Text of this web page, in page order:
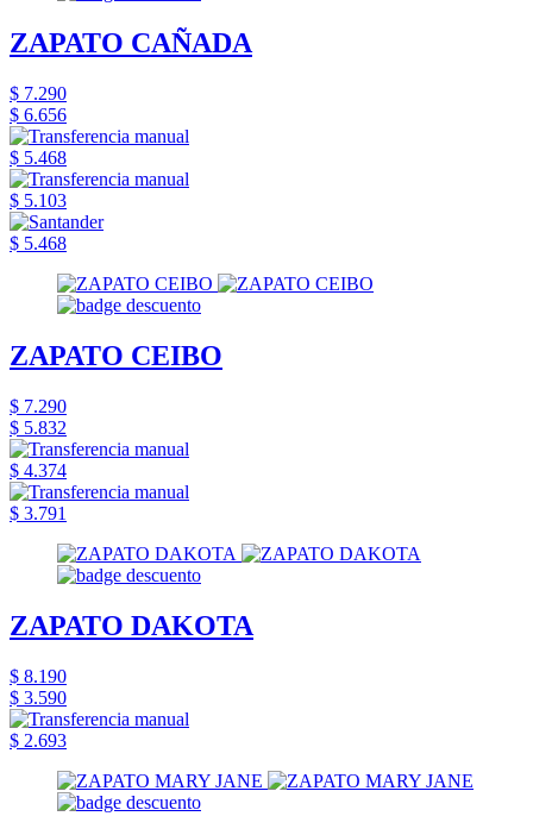
ZAPATO CAÑADA
$ 7.290
$ 6.656
$ 5.468
$ 5.103
$ 5.468
ZAPATO CEIBO
$ 7.290
$ 5.832
$ 4.374
$ 3.791
ZAPATO DAKOTA
$ 8.190
$ 3.590
$ 2.693